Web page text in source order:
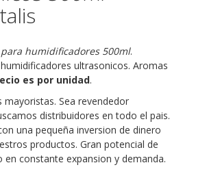
humidificadores 500ml.
ultrasonicos. Aromas
es por unidad.
mayoristas. Sea revendedor
distribuidores en todo el pais.
una pequeña inversion de dinero
productos. Gran potencial de
en constante expansion y demanda.